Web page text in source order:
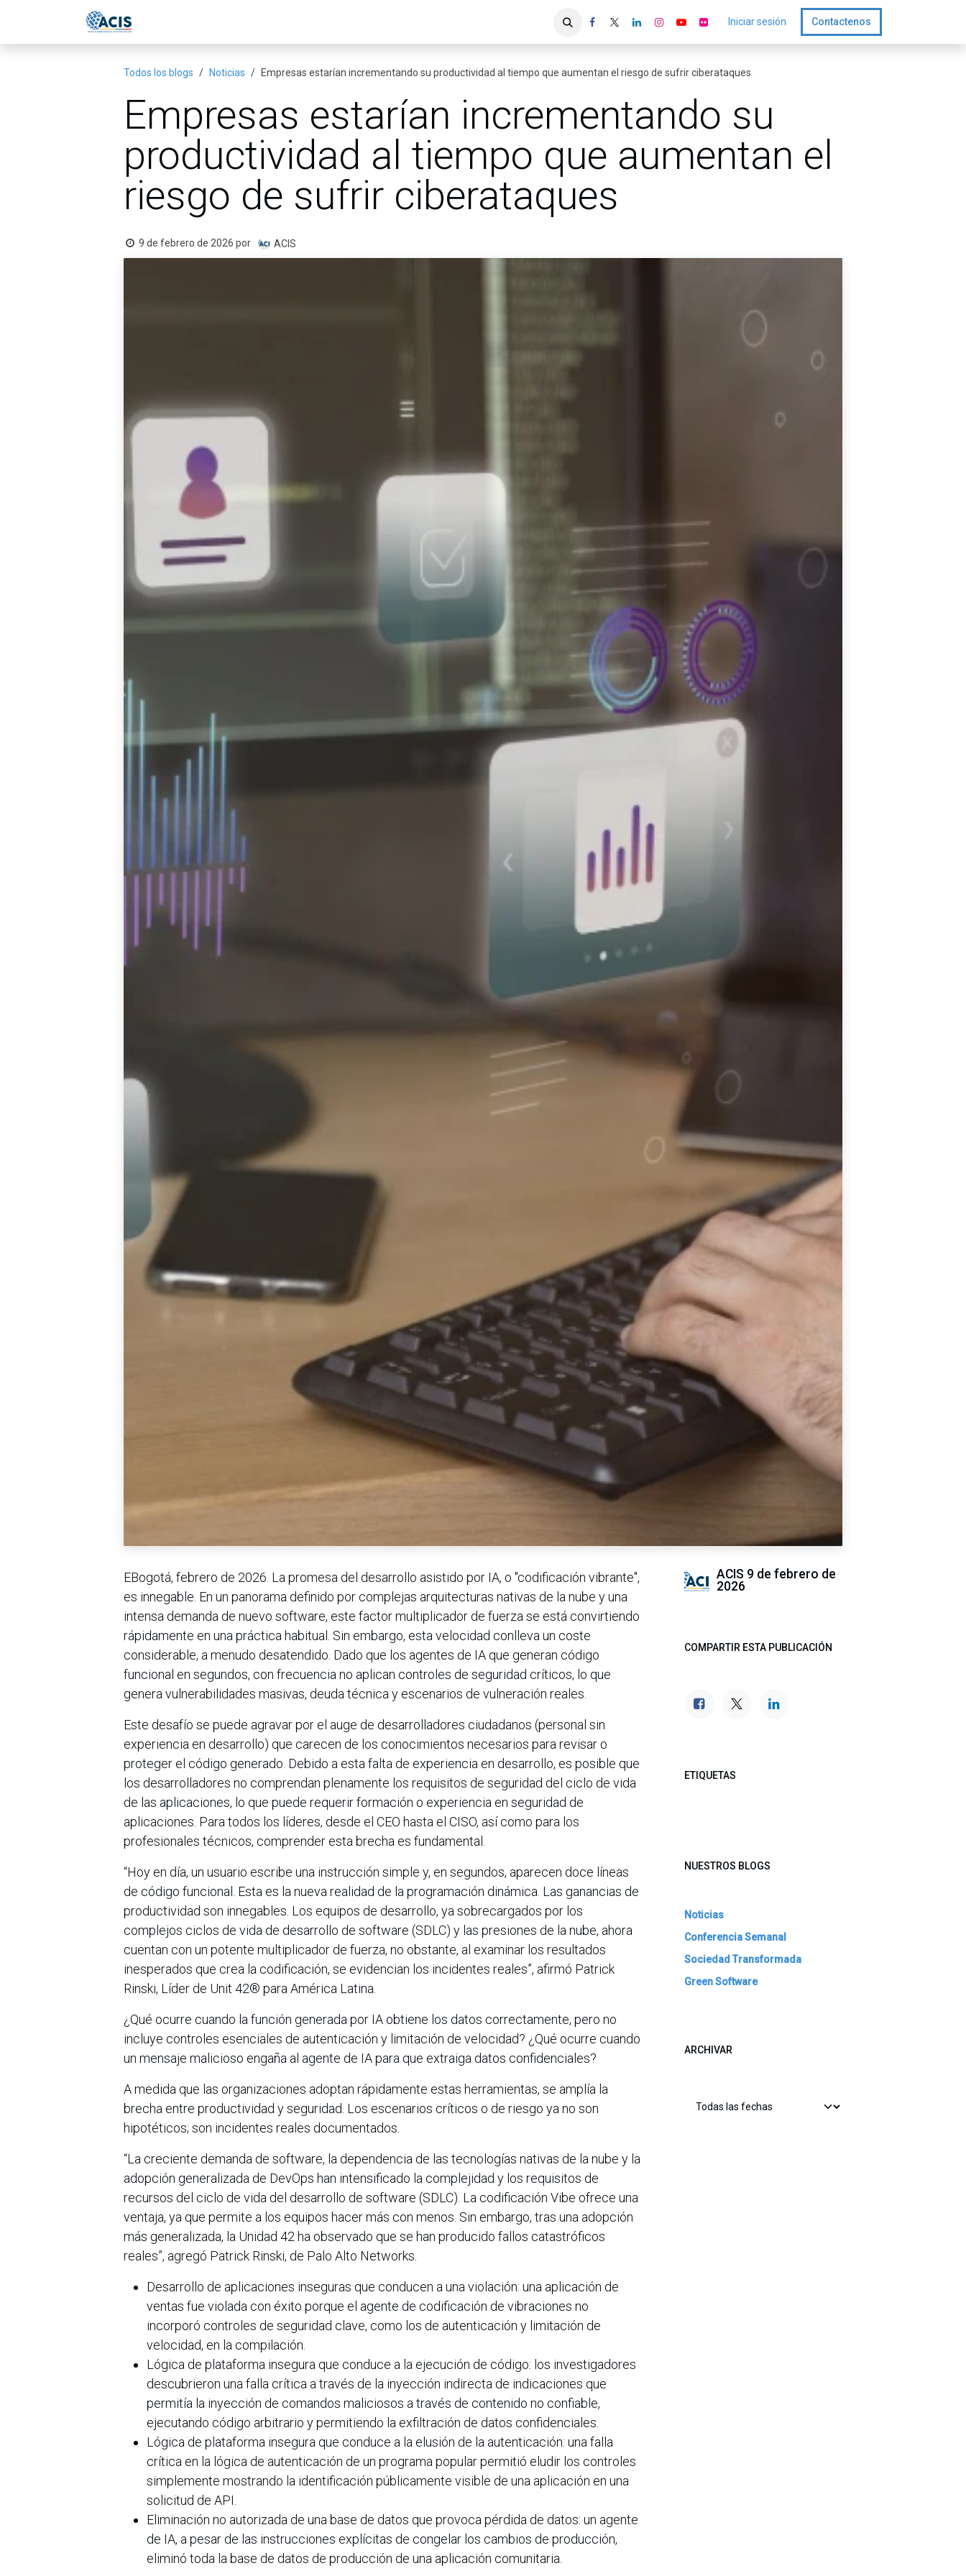
Iniciar sesión Contactenos
Todos los blogs Noticias Empresas estarían incrementando su productividad al tiempo que aumentan el riesgo de sufrir ciberataques
Empresas estarían incrementando su
productividad al tiempo que aumentan el
riesgo de sufrir ciberataques
9 de febrero de 2026 por ACIS
EBogotá, febrero de 2026. La promesa del desarrollo asistido por IA, o "codificación vibrante",
es innegable. En un panorama definido por complejas arquitecturas nativas de la nube y una
intensa demanda de nuevo software, este factor multiplicador de fuerza se está convirtiendo
rápidamente en una práctica habitual. Sin embargo, esta velocidad conlleva un coste
considerable, a menudo desatendido. Dado que los agentes de IA que generan código
funcional en segundos, con frecuencia no aplican controles de seguridad críticos, lo que
genera vulnerabilidades masivas, deuda técnica y escenarios de vulneración reales.
Este desafío se puede agravar por el auge de desarrolladores ciudadanos (personal sin
experiencia en desarrollo) que carecen de los conocimientos necesarios para revisar o
proteger el código generado. Debido a esta falta de experiencia en desarrollo, es posible que
los desarrolladores no comprendan plenamente los requisitos de seguridad del ciclo de vida
de las aplicaciones, lo que puede requerir formación o experiencia en seguridad de
aplicaciones. Para todos los líderes, desde el CEO hasta el CISO, así como para los
profesionales técnicos, comprender esta brecha es fundamental.
“Hoy en día, un usuario escribe una instrucción simple y, en segundos, aparecen doce líneas
de código funcional. Esta es la nueva realidad de la programación dinámica. Las ganancias de
productividad son innegables. Los equipos de desarrollo, ya sobrecargados por los
complejos ciclos de vida de desarrollo de software (SDLC) y las presiones de la nube, ahora
cuentan con un potente multiplicador de fuerza, no obstante, al examinar los resultados
inesperados que crea la codificación, se evidencian los incidentes reales”, afirmó Patrick
Rinski, Líder de Unit 42® para América Latina.
¿Qué ocurre cuando la función generada por IA obtiene los datos correctamente, pero no
incluye controles esenciales de autenticación y limitación de velocidad? ¿Qué ocurre cuando
un mensaje malicioso engaña al agente de IA para que extraiga datos confidenciales?
A medida que las organizaciones adoptan rápidamente estas herramientas, se amplía la
brecha entre productividad y seguridad. Los escenarios críticos o de riesgo ya no son
hipotéticos; son incidentes reales documentados.
“La creciente demanda de software, la dependencia de las tecnologías nativas de la nube y la
adopción generalizada de DevOps han intensificado la complejidad y los requisitos de
recursos del ciclo de vida del desarrollo de software (SDLC). La codificación Vibe ofrece una
ventaja, ya que permite a los equipos hacer más con menos. Sin embargo, tras una adopción
más generalizada, la Unidad 42 ha observado que se han producido fallos catastróficos
reales”, agregó Patrick Rinski, de Palo Alto Networks.
Desarrollo de aplicaciones inseguras que conducen a una violación: una aplicación de
ventas fue violada con éxito porque el agente de codificación de vibraciones no
incorporó controles de seguridad clave, como los de autenticación y limitación de
velocidad, en la compilación.
Lógica de plataforma insegura que conduce a la ejecución de código: los investigadores
descubrieron una falla crítica a través de la inyección indirecta de indicaciones que
permitía la inyección de comandos maliciosos a través de contenido no confiable,
ejecutando código arbitrario y permitiendo la exfiltración de datos confidenciales.
Lógica de plataforma insegura que conduce a la elusión de la autenticación: una falla
crítica en la lógica de autenticación de un programa popular permitió eludir los controles
simplemente mostrando la identificación públicamente visible de una aplicación en una
solicitud de API.
Eliminación no autorizada de una base de datos que provoca pérdida de datos: un agente
de IA, a pesar de las instrucciones explícitas de congelar los cambios de producción,
eliminó toda la base de datos de producción de una aplicación comunitaria.
ACIS 9 de febrero de
2026
COMPARTIR ESTA PUBLICACIÓN
ETIQUETAS
NUESTROS BLOGS
Noticias
Conferencia Semanal
Sociedad Transformada
Green Software
ARCHIVAR